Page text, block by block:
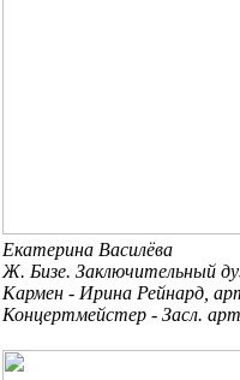
Екатерина Василёва
Ж. Бизе. Заключительный
Кармен - Ирина Рейнард,
Концертмейстер - Засл.